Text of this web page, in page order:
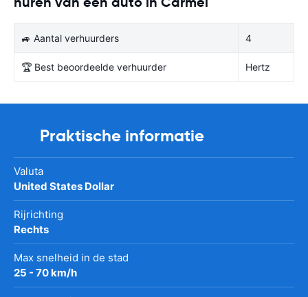
🚙 Aantal verhuurders 4
🏆 Best beoordeelde verhuurder Hertz
Praktische informatie
Valuta
United States Dollar
Rijrichting
Rechts
Max snelheid in de stad
25 - 70 km/h